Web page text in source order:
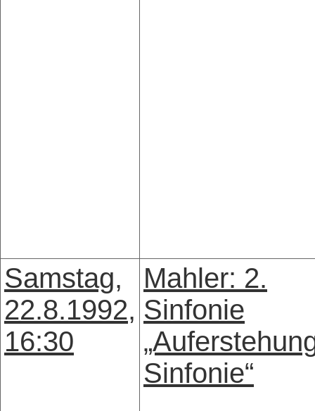
Samstag,
22.8.1992,
16:30
Mahler: 2.
Sinfonie
Sinfonie“